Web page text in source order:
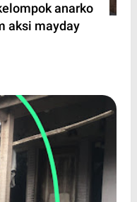
anarko
aksi mayday